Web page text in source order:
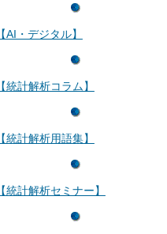
【AI・デジタル】
【統計解析コラム】
【統計解析用語集】
【統計解析セミナー】